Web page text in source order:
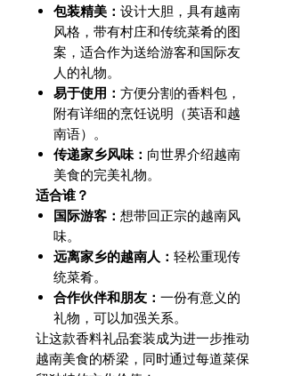
包装精美： 设计大胆，具有越南
风格，带有村庄和传统菜肴的图
案，适合作为送给游客和国际友
人的礼物。
易于使用： 方便分割的香料包，
附有详细的烹饪说明（英语和越
南语）。
传递家乡风味： 向世界介绍越南
美食的完美礼物。
适合谁？
国际游客： 想带回正宗的越南风
味。
远离家乡的越南人： 轻松重现传
统菜肴。
合作伙伴和朋友： 一份有意义的
礼物，可以加强关系。
让这款香料礼品套装成为进一步推动
越南美食的桥梁，同时通过每道菜保